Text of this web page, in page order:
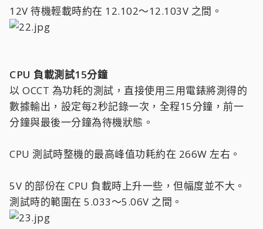
12V 待機輕載時約在 12.102～12.103V 之間。
CPU 負載測試15分鐘
以 OCCT 為功耗的測試，直接使用三用電錶將測得的
數據輸出，設定每2秒記錄一次，全程15分鐘，前一
分鐘與最後一分鐘為待機狀態。
CPU 測試時整機的最高峰值功耗約在 266W 左右。
5V 的部份在 CPU 負載時上升一些，但幅度並不大。
測試時的範圍在 5.033～5.06V 之間。